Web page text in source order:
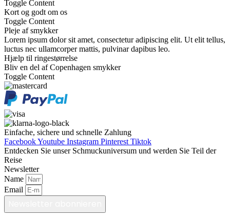
Toggle Content
Kort og godt om os
Toggle Content
Pleje af smykker
Lorem ipsum dolor sit amet, consectetur adipiscing elit. Ut elit tellus,
luctus nec ullamcorper mattis, pulvinar dapibus leo.
Hjælp til ringestørrelse
Bliv en del af Copenhagen smykker
Toggle Content
Einfache, sichere und schnelle Zahlung
FacebookYoutube Instagram Pinterest Tiktok
Entdecken Sie unser Schmuckuniversum und werden Sie Teil der
Reise
Newsletter
Name
Email